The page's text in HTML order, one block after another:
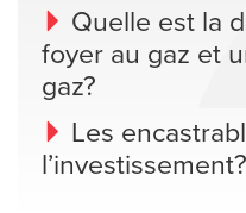
Quelle est la
foyer au gaz et
gaz?
Les
l’investissement?